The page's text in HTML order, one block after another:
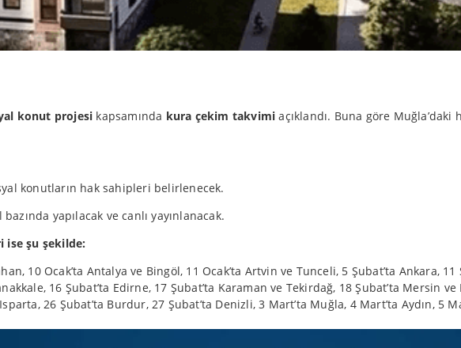
konut projesi kapsamında kura çekim takvimi açıklandı. Buna göre
konutların hak sahipleri belirlenecek.
yapılacak ve canlı yayınlanacak.
ise şu şekilde:
10 Ocak’ta Antalya ve Bingöl, 11 Ocak’ta Artvin ve Tunceli, 5 Şubat’ta Ankara, 11
16 Şubat’ta Edirne, 17 Şubat’ta Karaman ve Tekirdağ, 18 Şubat’ta Mersin
26 Şubat’ta Burdur, 27 Şubat’ta Denizli, 3 Mart’ta Muğla, 4 Mart’ta Aydın,